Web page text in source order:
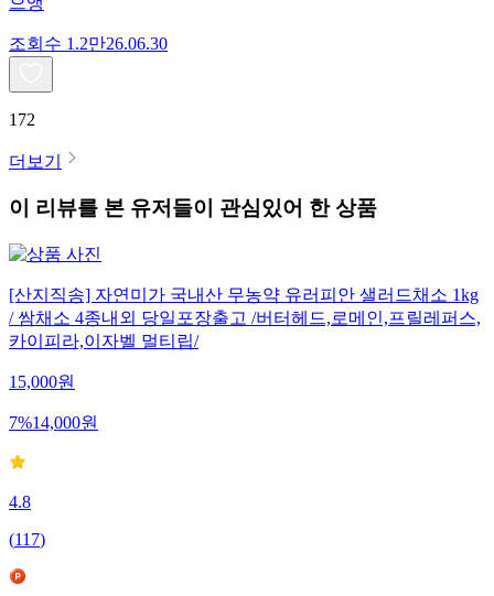
조회수 1.2만26.06.30
172
더보기
이 리뷰를 본 유저들이 관심있어 한 상품
[산지직송] 자연미가 국내산 무농약 유러피안 샐러드채소 1kg
/ 쌈채소 4종내외 당일포장출고 /버터헤드,로메인,프릴레퍼스,
카이피라,이자벨 멀티립/
15,000원
7%14,000원
4.8
(117)